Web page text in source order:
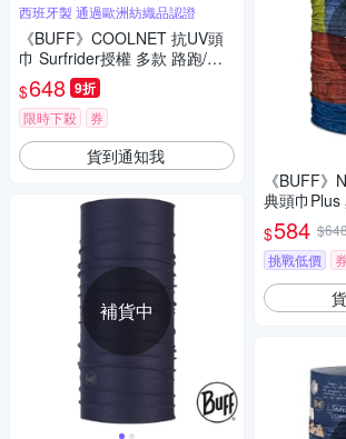
西班牙製 通過歐洲紡織品認證
《BUFF》COOLNET 抗UV頭
巾 Surfrider授權 多款 路跑/防
曬/健行/單車/爬山/吸濕排汗/海
洋
$648 9折
限時下殺 券
貨到通知我
補貨中
《BUFF》
典頭巾Plus
8-555/路
山/吸濕排汗
$584
挑戰低價
券